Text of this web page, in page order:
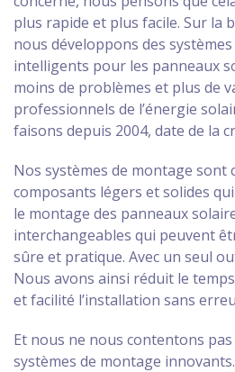
plus rapide et plus facile. Sur la
nous développons des
intelligents pour les panneaux
moins de problèmes et plus de
professionnels de l’énergie
faisons depuis 2004, date de la
Nos systèmes de montage sont
composants légers et solides
le montage des panneaux
interchangeables qui peuvent
sûre et pratique. Avec un seul
Nous avons ainsi réduit le
et facilité l’installation sans
Et nous ne nous contentons
systèmes de montage